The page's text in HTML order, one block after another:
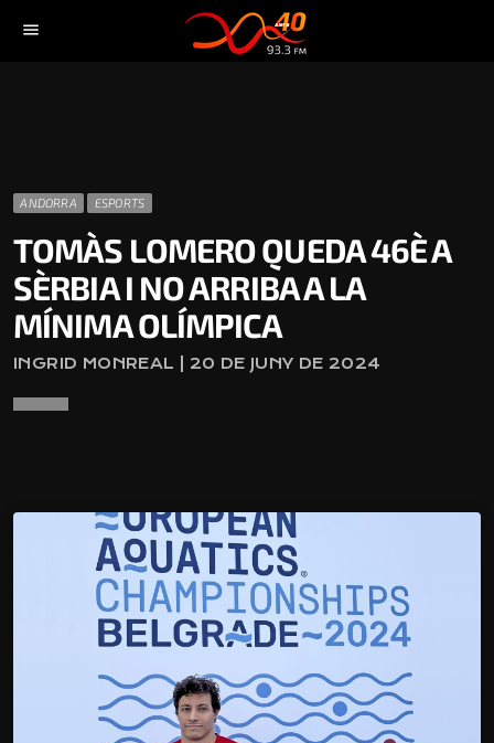
menu
ANDORRA ESPORTS
TOMÀS LOMERO QUEDA 46È A
SÈRBIA I NO ARRIBA A LA
MÍNIMA OLÍMPICA
INGRID MONREAL | 20 DE JUNY DE 2024